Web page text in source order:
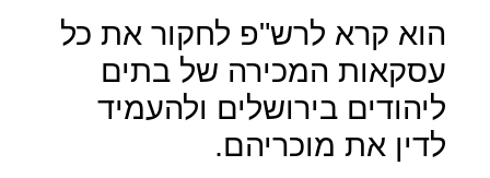
הוא קרא לרש"פ לחקור את כל
עסקאות המכירה של בתים
ליהודים בירושלים ולהעמיד
לדין את מוכריהם.